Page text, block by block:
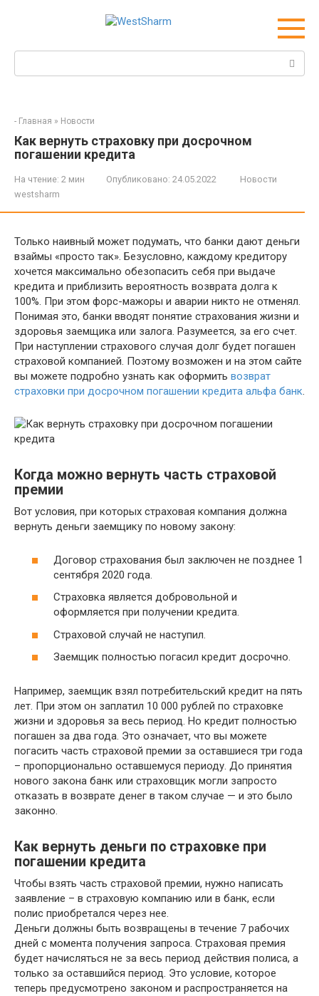
- Главная » Новости
Как вернуть страховку при досрочном
погашении кредита
На чтение: 2 мин Опубликовано: 24.05.2022
Новости
westsharm
Только наивный может подумать, что банки дают деньги
взаймы «просто так». Безусловно, каждому кредитору
хочется максимально обезопасить себя при выдаче
кредита и приблизить вероятность возврата долга к
100%. При этом форс-мажоры и аварии никто не отменял.
Понимая это, банки вводят понятие страхования жизни и
здоровья заемщика или залога. Разумеется, за его счет.
При наступлении страхового случая долг будет погашен
страховой компанией. Поэтому возможен и на этом сайте
вы можете подробно узнать как оформить возврат
страховки при досрочном погашении кредита альфа банк.
Когда можно вернуть часть страховой
премии
Вот условия, при которых страховая компания должна
вернуть деньги заемщику по новому закону:
Договор страхования был заключен не позднее 1
сентября 2020 года.
Страховка является добровольной и
оформляется при получении кредита.
Страховой случай не наступил.
Заемщик полностью погасил кредит досрочно.
Например, заемщик взял потребительский кредит на пять
лет. При этом он заплатил 10 000 рублей по страховке
жизни и здоровья за весь период. Но кредит полностью
погашен за два года. Это означает, что вы можете
погасить часть страховой премии за оставшиеся три года
– пропорционально оставшемуся периоду. До принятия
нового закона банк или страховщик могли запросто
отказать в возврате денег в таком случае — и это было
законно.
Как вернуть деньги по страховке при
погашении кредита
Чтобы взять часть страховой премии, нужно написать
заявление – в страховую компанию или в банк, если
полис приобретался через нее.
Деньги должны быть возвращены в течение 7 рабочих
дней с момента получения запроса. Страховая премия
будет начисляться не за весь период действия полиса, а
только за оставшийся период. Это условие, которое
теперь предусмотрено законом и распространяется на